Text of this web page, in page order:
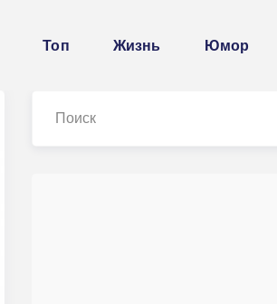
Топ Жизнь Юмор